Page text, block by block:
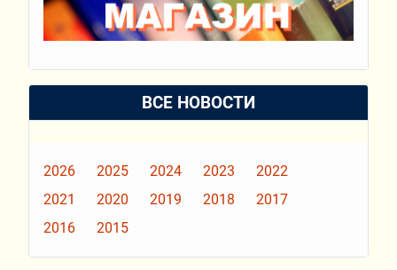
ВСЕ НОВОСТИ
2026 2025 2024 2023
2022
2021
2020 2019 2018
2017
2016
2015